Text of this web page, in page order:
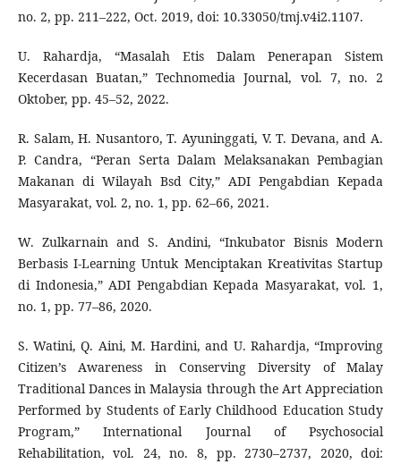
no. 2, pp. 211–222, Oct. 2019, doi: 10.33050/tmj.v4i2.1107.
U. Rahardja, “Masalah Etis Dalam Penerapan Sistem
Kecerdasan Buatan,” Technomedia Journal, vol. 7, no. 2
Oktober, pp. 45–52, 2022.
R. Salam, H. Nusantoro, T. Ayuninggati, V. T. Devana, and A.
P. Candra, “Peran Serta Dalam Melaksanakan Pembagian
Makanan di Wilayah Bsd City,” ADI Pengabdian Kepada
Masyarakat, vol. 2, no. 1, pp. 62–66, 2021.
W. Zulkarnain and S. Andini, “Inkubator Bisnis Modern
Berbasis I-Learning Untuk Menciptakan Kreativitas Startup
di Indonesia,” ADI Pengabdian Kepada Masyarakat, vol. 1,
no. 1, pp. 77–86, 2020.
S. Watini, Q. Aini, M. Hardini, and U. Rahardja, “Improving
Citizen’s Awareness in Conserving Diversity of Malay
Traditional Dances in Malaysia through the Art Appreciation
Performed by Students of Early Childhood Education Study
Program,” International Journal of Psychosocial
Rehabilitation, vol. 24, no. 8, pp. 2730–2737, 2020, doi: